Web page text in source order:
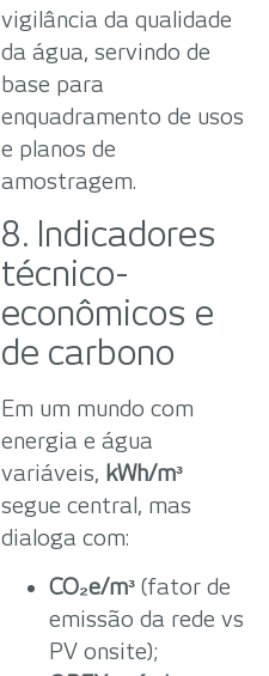
vigilância da qualidade
da água, servindo de
base para
enquadramento de usos
e planos de
amostragem.
8. Indicadores
técnico-
econômicos e
de carbono
Em um mundo com
energia e água
variáveis, kWh/m³
segue central, mas
dialoga com:
CO₂e/m³ (fator de
emissão da rede vs
PV onsite);